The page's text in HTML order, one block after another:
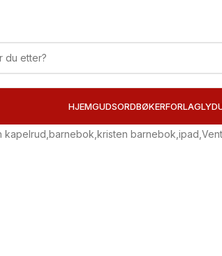
HJEMGUDSORDBØKERFORLAG
kapelrud,barnebok,kristen